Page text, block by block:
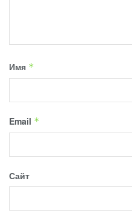
Имя *
Email *
Сайт